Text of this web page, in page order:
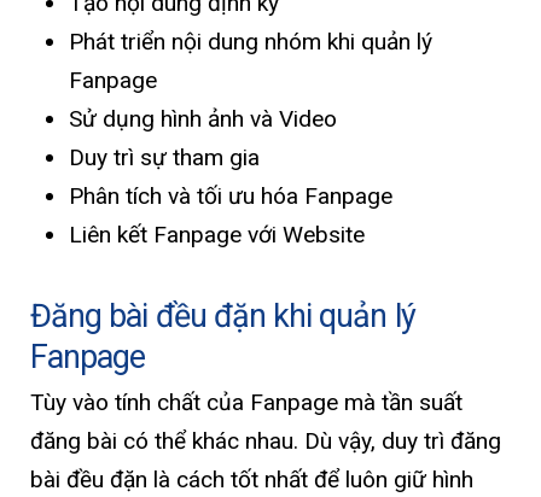
Phát triển nội dung nhóm khi quản lý
Fanpage
Sử dụng hình ảnh và Video
Duy trì sự tham gia
Phân tích và tối ưu hóa Fanpage
Liên kết Fanpage với Website
Đăng bài đều đặn khi quản lý
Fanpage
Tùy vào tính chất của Fanpage mà tần suất
đăng bài có thể khác nhau. Dù vậy, duy trì đăng
bài đều đặn là cách tốt nhất để luôn giữ hình